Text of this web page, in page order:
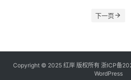
下一页
Copyright © 2025 红岸 版权所有 浙ICP备
WordPress